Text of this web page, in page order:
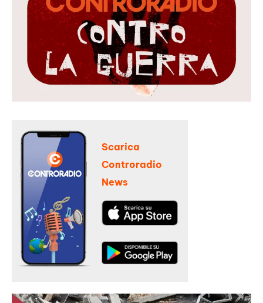
Scarica
Controradio
News